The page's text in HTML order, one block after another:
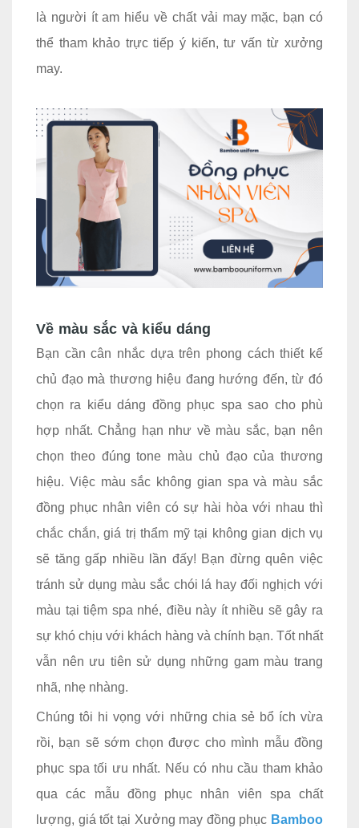
là người ít am hiểu về chất vải may mặc, bạn có
thể tham khảo trực tiếp ý kiến, tư vấn từ xưởng
may.
Về màu sắc và kiểu dáng
Bạn cần cân nhắc dựa trên phong cách thiết kế
chủ đạo mà thương hiệu đang hướng đến, từ đó
chọn ra kiểu dáng đồng phục spa sao cho phù
hợp nhất. Chẳng hạn như về màu sắc, bạn nên
chọn theo đúng tone màu chủ đạo của thương
hiệu. Việc màu sắc không gian spa và màu sắc
đồng phục nhân viên có sự hài hòa với nhau thì
chắc chắn, giá trị thẩm mỹ tại không gian dịch vụ
sẽ tăng gấp nhiều lần đấy! Bạn đừng quên việc
tránh sử dụng màu sắc chói lá hay đối nghịch với
màu tại tiệm spa nhé, điều này ít nhiều sẽ gây ra
sự khó chịu với khách hàng và chính bạn. Tốt nhất
vẫn nên ưu tiên sử dụng những gam màu trang
nhã, nhẹ nhàng.
Chúng tôi hi vọng với những chia sẻ bổ ích vừa
rồi, bạn sẽ sớm chọn được cho mình mẫu đồng
phục spa tối ưu nhất. Nếu có nhu cầu tham khảo
qua các mẫu đồng phục nhân viên spa chất
lượng, giá tốt tại Xưởng may đồng phục Bamboo